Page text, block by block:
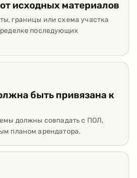
исходных материалов
границы или схема участка
последующих
быть привязана к
должны совпадать с ПОЛ,
планом арендатора.